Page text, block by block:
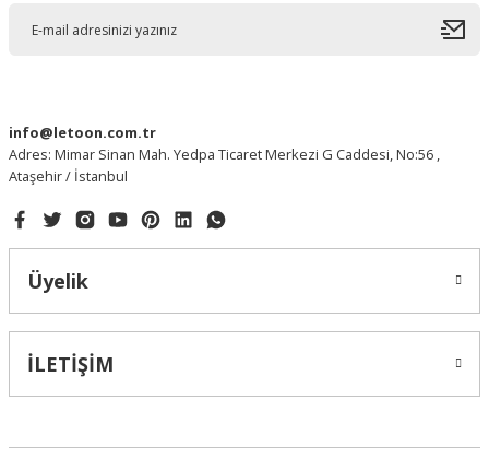
info@letoon.com.tr
Adres: Mimar Sinan Mah. Yedpa Ticaret Merkezi G Caddesi, No:56 ,
Ataşehir / İstanbul
Üyelik
İLETİŞİM